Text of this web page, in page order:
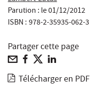
Parution : le 01/12/2012
ISBN : 978-2-35935-062-3
Partager cette page
Télécharger en PDF